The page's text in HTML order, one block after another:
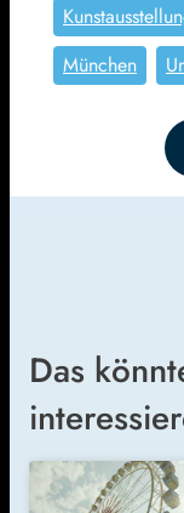
München
Das